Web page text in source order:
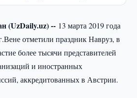
(UzDaily.uz) -- 13 марта 2019 года
отметили праздник Навруз, в
более тысячи представителей
и иностранных
аккредитованных в Австрии.